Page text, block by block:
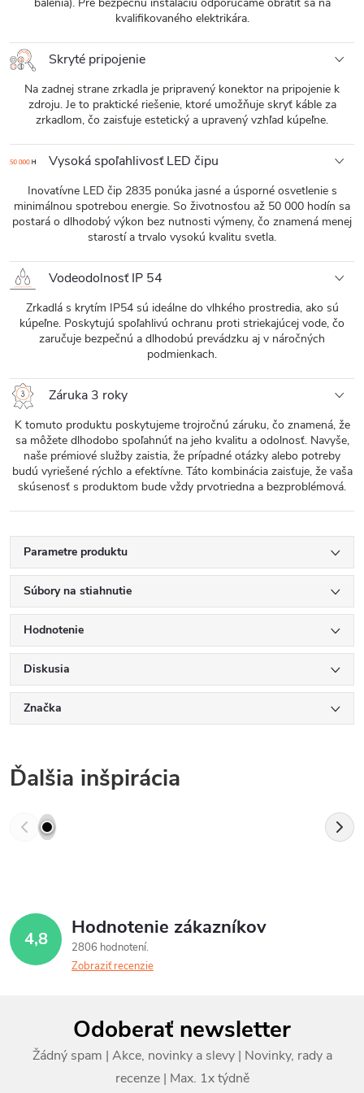
kvalifikovaného elektrikára.
Skryté pripojenie
Na zadnej strane zrkadla je pripravený konektor na pripojenie k
zdroju. Je to praktické riešenie, ktoré umožňuje skryť káble za
zrkadlom, čo zaisťuje estetický a upravený vzhľad kúpeľne.
Vysoká spoľahlivosť LED čipu
Inovatívne LED čip 2835 ponúka jasné a úsporné osvetlenie s
minimálnou spotrebou energie. So životnosťou až 50 000 hodín sa
postará o dlhodobý výkon bez nutnosti výmeny, čo znamená menej
starostí a trvalo vysokú kvalitu svetla.
Vodeodolnosť IP 54
Zrkadlá s krytím IP54 sú ideálne do vlhkého prostredia, ako sú
kúpeľne. Poskytujú spoľahlivú ochranu proti striekajúcej vode, čo
zaručuje bezpečnú a dlhodobú prevádzku aj v náročných
podmienkach.
Záruka 3 roky
K tomuto produktu poskytujeme trojročnú záruku, čo znamená, že
sa môžete dlhodobo spoľahnúť na jeho kvalitu a odolnosť. Navyše,
naše prémiové služby zaistia, že prípadné otázky alebo potreby
budú vyriešené rýchlo a efektívne. Táto kombinácia zaisťuje, že vaša
skúsenosť s produktom bude vždy prvotriedna a bezproblémová.
Parametre produktu
Súbory na stiahnutie
Hodnotenie
Diskusia
Značka
Ďalšia inšpirácia
4,8 Hodnotenie zákazníkov
2806 hodnotení
Zobraziť recenzie
Odoberať newsletter